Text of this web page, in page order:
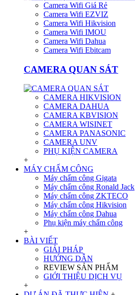
Camera Wifi Giá Rẻ
Camera Wifi EZVIZ
Camera Wifi Hikvision
Camera Wifi IMOU
Camera Wifi Dahua
Camera Wifi Ebitcam
CAMERA QUAN SÁT
CAMERA HIKVISION
CAMERA DAHUA
CAMERA KBVISION
CAMERA WISINET
CAMERA PANASONIC
CAMERA UNV
PHỤ KIỆN CAMERA
+
MÁY CHẤM CÔNG
Máy chấm công Gigata
Máy chấm công Ronald Jack
Máy chấm công ZKTECO
Máy chấm công Hikvision
Máy chấm công Dahua
Phụ kiện máy chấm công
+
BÀI VIẾT
GIẢI PHÁP
HƯỚNG DẪN
REVIEW SẢN PHẨM
GIỚI THIỆU DỊCH VỤ
+